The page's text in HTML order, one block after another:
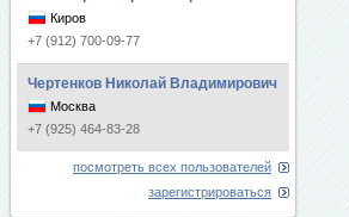
Киров
+7 (912) 700-09-77
Чертенков Николай Владимирович
Москва
+7 (925) 464-83-28
посмотреть всех пользователей
зарегистрироваться